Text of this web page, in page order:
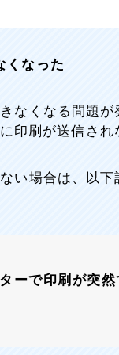
くなった
なくなる問題
印刷が送信され
い場合は、以
ーで印刷が突